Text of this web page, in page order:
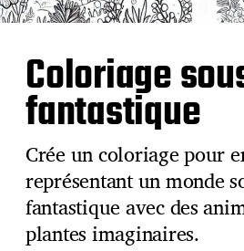
Coloriage
fantastique
Crée un coloriage pour
représentant un monde
fantastique avec des
plantes imaginaires.